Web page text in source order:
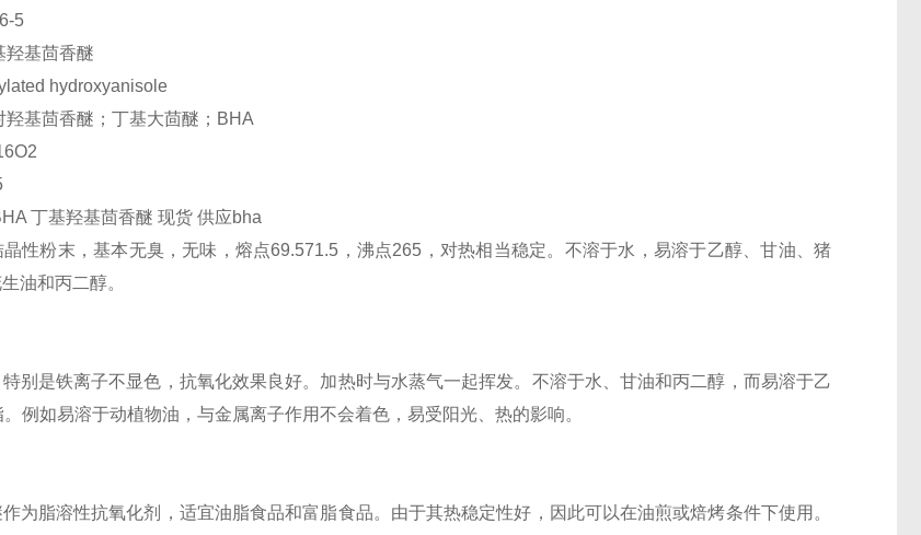
5
羟基茴香醚
hydroxyanisole
羟基茴香醚；丁基大茴醚；BHA
丁基羟基茴香醚 现货 供应bha
性粉末，基本无臭，无味，熔点69.571.5，沸点265，对热相当稳定。不溶于水，易溶于乙醇、甘油、猪
油和丙二醇。
别是铁离子不显色，抗氧化效果良好。加热时与水蒸气一起挥发。不溶于水、甘油和丙二醇，而易溶于乙
例如易溶于动植物油，与金属离子作用不会着色，易受阳光、热的影响。
为脂溶性抗氧化剂，适宜油脂食品和富脂食品。由于其热稳定性好，因此可以在油煎或焙烤条件下使用。